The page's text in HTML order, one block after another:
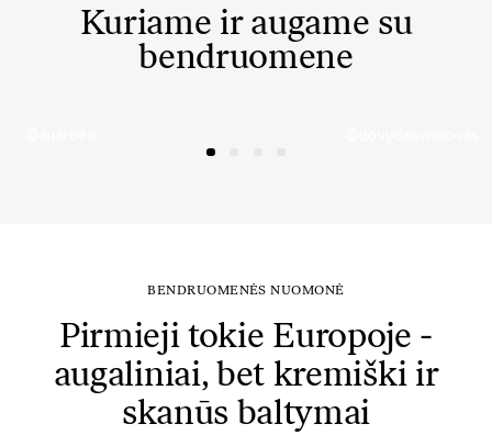
Kuriame ir augame su
bendruomene
BENDRUOMENĖS NUOMONĖ
Pirmieji tokie Europoje -
augaliniai, bet kremiški ir
skanūs baltymai